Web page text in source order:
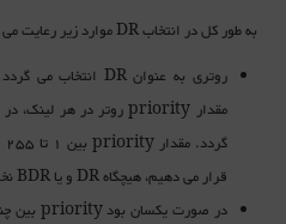
به طور کل در انتخاب DR موارد زیر رعایت می گردد:
قرار می دهیم، هیچگاه DR و یا BDR نخواهد شد